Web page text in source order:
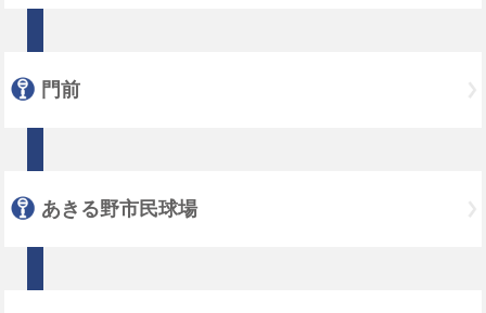
門前
あきる野市民球場